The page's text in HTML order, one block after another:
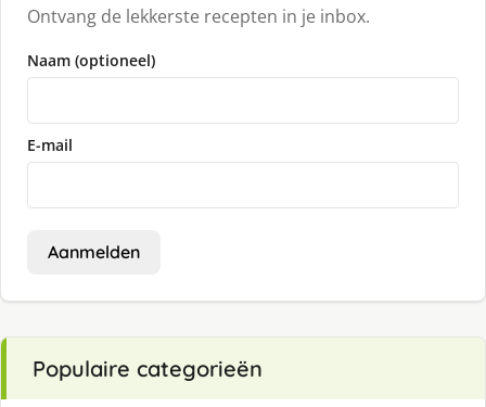
Ontvang de lekkerste recepten in je inbox.
Naam (optioneel)
E-mail
Aanmelden
Populaire categorieën